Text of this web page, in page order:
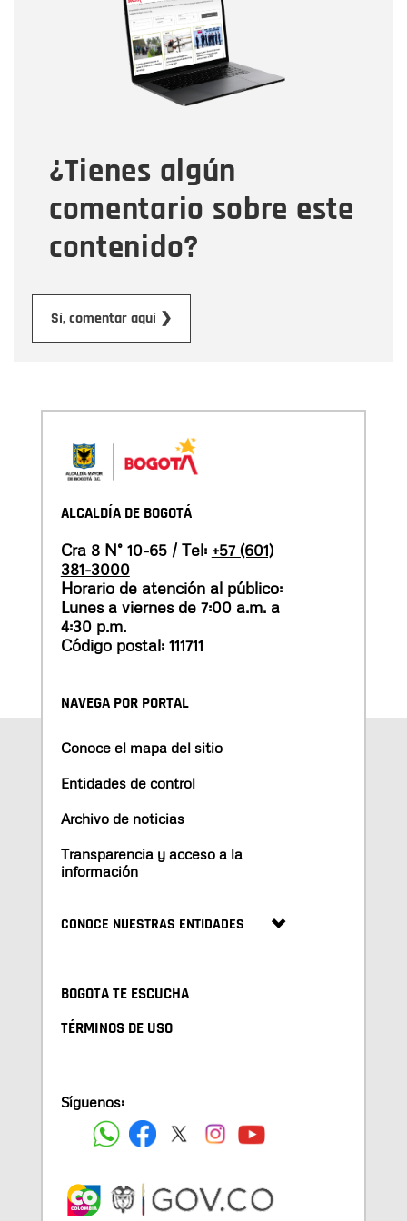
¿Tienes algún
comentario sobre este
contenido?
Sí, comentar aquí ❯
Correo electrónico
Tipo de comentario
Mensaje
ALCALDÍA DE BOGOTÁ
Cra 8 N° 10-65 / Tel: +57 (601)
381-3000
Horario de atención al público:
Lunes a viernes de 7:00 a.m. a
4:30 p.m.
Código postal: 111711
NAVEGA POR PORTAL
Conoce el mapa del sitio
Entidades de control
Archivo de noticias
Transparencia y acceso a la
información
CONOCE NUESTRAS ENTIDADES
BOGOTA TE ESCUCHA
TÉRMINOS DE USO
Síguenos: